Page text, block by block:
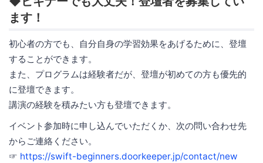
ます！
初心者の方でも、自分自身の学習効果をあげるために、登壇
することができます。
また、プログラムは経験者だが、登壇が初めての方も優先的
に登壇できます。
講演の経験を積みたい方も登壇できます。
イベント参加時に申し込んでいただくか、次の問い合わせ先
からご連絡ください。
☞ https://swift-beginners.doorkeeper.jp/contact/new